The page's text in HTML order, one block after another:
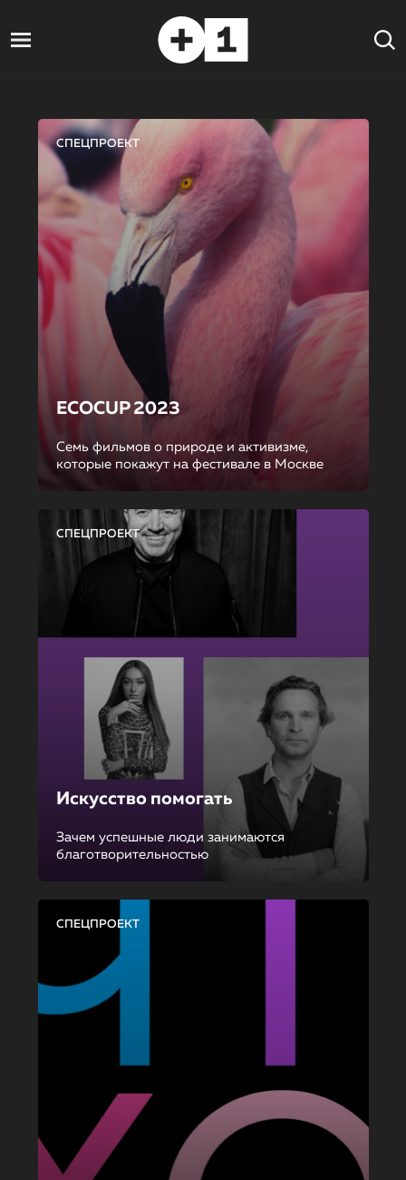
СПЕЦПРОЕКТ
ECOCUP 2023
Семь фильмов о природе и активизме,
которые покажут на фестивале в Москве
СПЕЦПРОЕКТ
Искусство помогать
Зачем успешные люди занимаются
благотворительностью
СПЕЦПРОЕКТ